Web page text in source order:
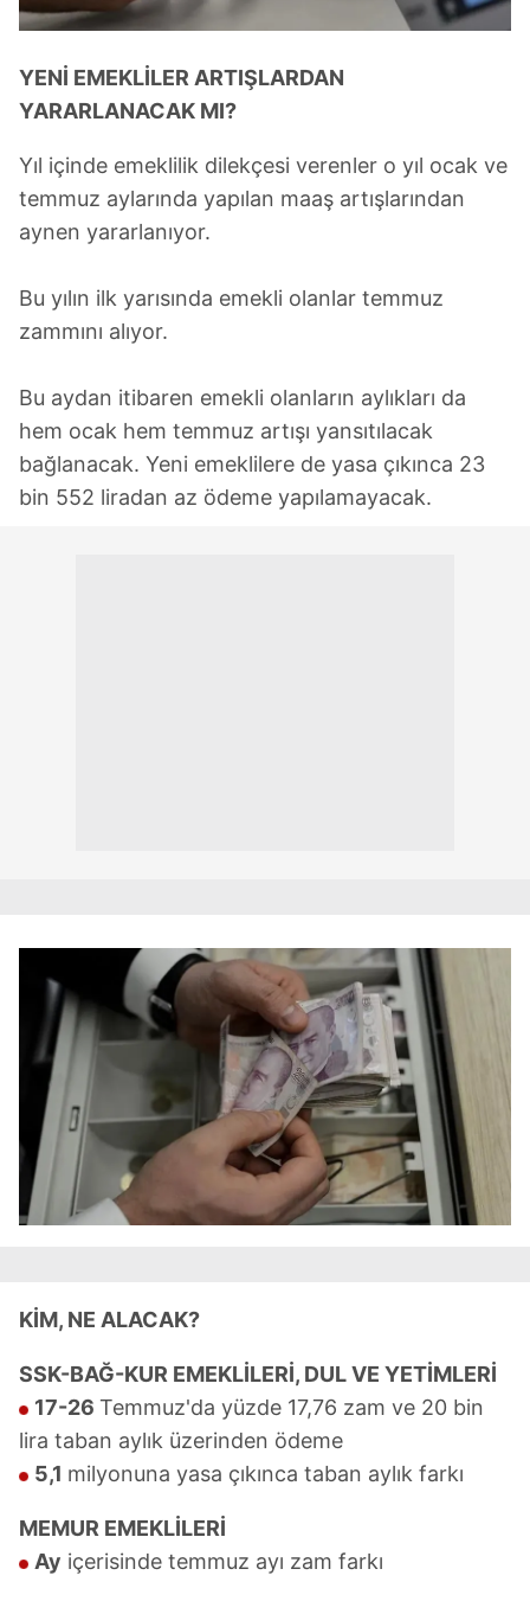
YENİ EMEKLİLER ARTIŞLARDAN
YARARLANACAK MI?
Yıl içinde emeklilik dilekçesi verenler o yıl ocak ve
temmuz aylarında yapılan maaş artışlarından
aynen yararlanıyor.
Bu yılın ilk yarısında emekli olanlar temmuz
zammını alıyor.
Bu aydan itibaren emekli olanların aylıkları da
hem ocak hem temmuz artışı yansıtılacak
bağlanacak. Yeni emeklilere de yasa çıkınca 23
bin 552 liradan az ödeme yapılamayacak.
KİM, NE ALACAK?
SSK-BAĞ-KUR EMEKLİLERİ, DUL VE YETİMLERİ
17-26 Temmuz'da yüzde 17,76 zam ve 20 bin
lira taban aylık üzerinden ödeme
5,1 milyonuna yasa çıkınca taban aylık farkı
MEMUR EMEKLİLERİ
Ay içerisinde temmuz ayı zam farkı